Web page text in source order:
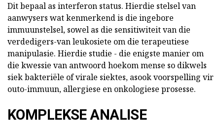
Dit bepaal as interferon status. Hierdie stelsel van
aanwysers wat kenmerkend is die ingebore
immuunstelsel, sowel as die sensitiwiteit van die
verdedigers-van leukosiete om die terapeutiese
manipulasie. Hierdie studie - die enigste manier om
die kwessie van antwoord hoekom mense so dikwels
siek bakteriële of virale siektes, asook voorspelling vir
outo-immuun, allergiese en onkologiese prosesse.
KOMPLEKSE ANALISE